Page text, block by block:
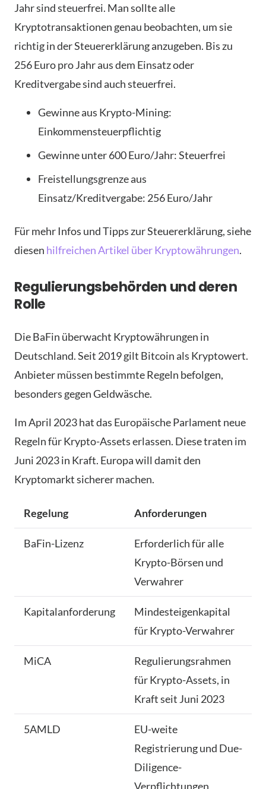
Jahr sind steuerfrei. Man sollte alle
Kryptotransaktionen genau beobachten, um sie
richtig in der Steuererklärung anzugeben. Bis zu
256 Euro pro Jahr aus dem Einsatz oder
Kreditvergabe sind auch steuerfrei.
Gewinne aus Krypto-Mining:
Einkommensteuerpflichtig
Gewinne unter 600 Euro/Jahr: Steuerfrei
Freistellungsgrenze aus
Einsatz/Kreditvergabe: 256 Euro/Jahr
Für mehr Infos und Tipps zur Steuererklärung, siehe
diesen hilfreichen Artikel über Kryptowährungen.
Regulierungsbehörden und deren
Rolle
Die BaFin überwacht Kryptowährungen in
Deutschland. Seit 2019 gilt Bitcoin als Kryptowert.
Anbieter müssen bestimmte Regeln befolgen,
besonders gegen Geldwäsche.
Im April 2023 hat das Europäische Parlament neue
Regeln für Krypto-Assets erlassen. Diese traten im
Juni 2023 in Kraft. Europa will damit den
Kryptomarkt sicherer machen.
Regelung Anforderungen
BaFin-Lizenz
Erforderlich für alle
Krypto-Börsen und
Verwahrer
Kapitalanforderung
Mindesteigenkapital
für Krypto-Verwahrer
MiCA
Regulierungsrahmen
für Krypto-Assets, in
Kraft seit Juni 2023
5AMLD
EU-weite
Registrierung und Due-
Diligence-
Verpflichtungen